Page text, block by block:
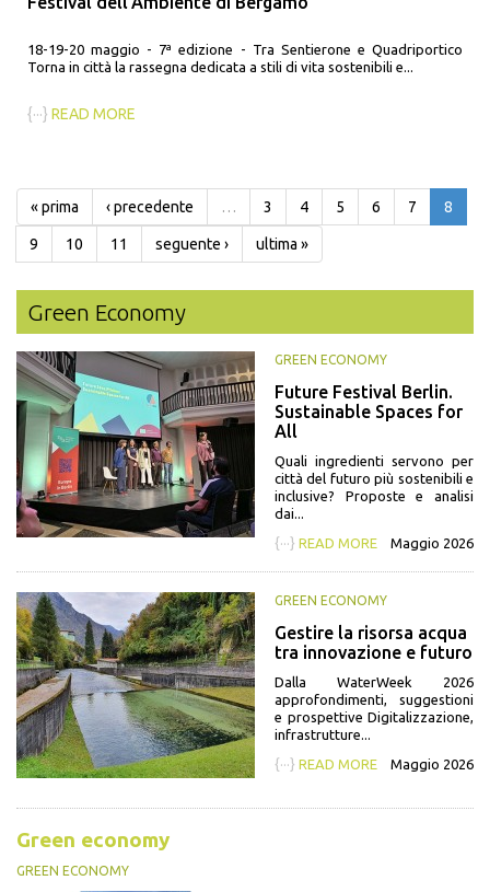
18-19-20 maggio - 7ª edizione - Tra Sentierone e Quadriportico
Torna in città la rassegna dedicata a stili di vita sostenibili e...
{···} READ MORE
« prima ‹ precedente … 3 4 5 6 7 8
9 10 11 seguente › ultima »
Green Economy
GREEN ECONOMY
Future Festival Berlin.
Sustainable Spaces for
All
Quali ingredienti servono per
città del futuro più sostenibili e
inclusive? Proposte e analisi
dai...
{···} READ MORE Maggio 2026
GREEN ECONOMY
Gestire la risorsa acqua
tra innovazione e futuro
Dalla WaterWeek 2026
approfondimenti, suggestioni
e prospettive Digitalizzazione,
infrastrutture...
{···} READ MORE Maggio 2026
Green economy
GREEN ECONOMY